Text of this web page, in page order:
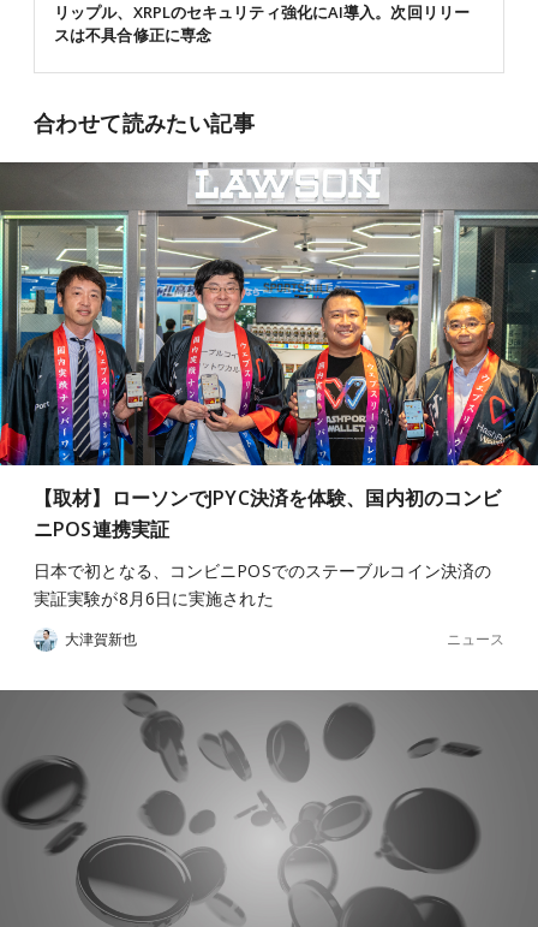
リップル、XRPLのセキュリティ強化にAI導入。次回リリー
スは不具合修正に専念
合わせて読みたい記事
【取材】ローソンでJPYC決済を体験、国内初のコンビ
ニPOS連携実証
日本で初となる、コンビニPOSでのステーブルコイン決済の
実証実験が8月6日に実施された
大津賀新也 ニュース